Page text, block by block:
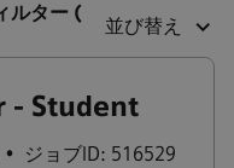
ルター (
並び替え
- Student
• ジョブID: 516529